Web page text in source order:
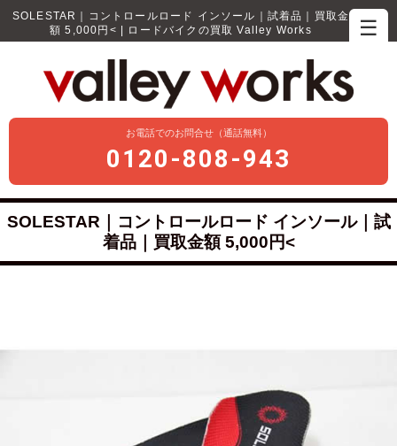
☰
SOLESTAR｜コントロールロード インソール｜試着品｜買取金
額 5,000円< | ロードバイクの買取 Valley Works
お電話でのお問合せ（通話無料）
0120-808-943
SOLESTAR｜コントロールロード インソール｜試
着品｜買取金額 5,000円<